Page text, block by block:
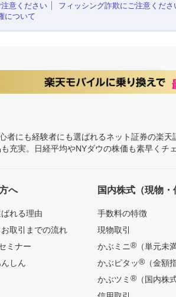
注意ください
フィッシング詐欺にご注意くださ
について
者にも経験者にも選ばれるネット証券の楽
充実。日経平均やNYダウの株価も素早くチ
へ
れる理由
取引までの流れ
ミナー
しん
国内株式（現物・
手数料の特徴
現物取引
かぶミニ®（単元未
かぶピタッ®（金額
かぶツミ ®（国内株